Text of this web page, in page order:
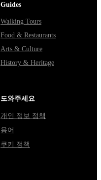
Guides
Walking Tours
Food & Restaurants
Arts & Culture
History & Heritage
도와주세요
개인 정보 정책
용어
쿠키 정책